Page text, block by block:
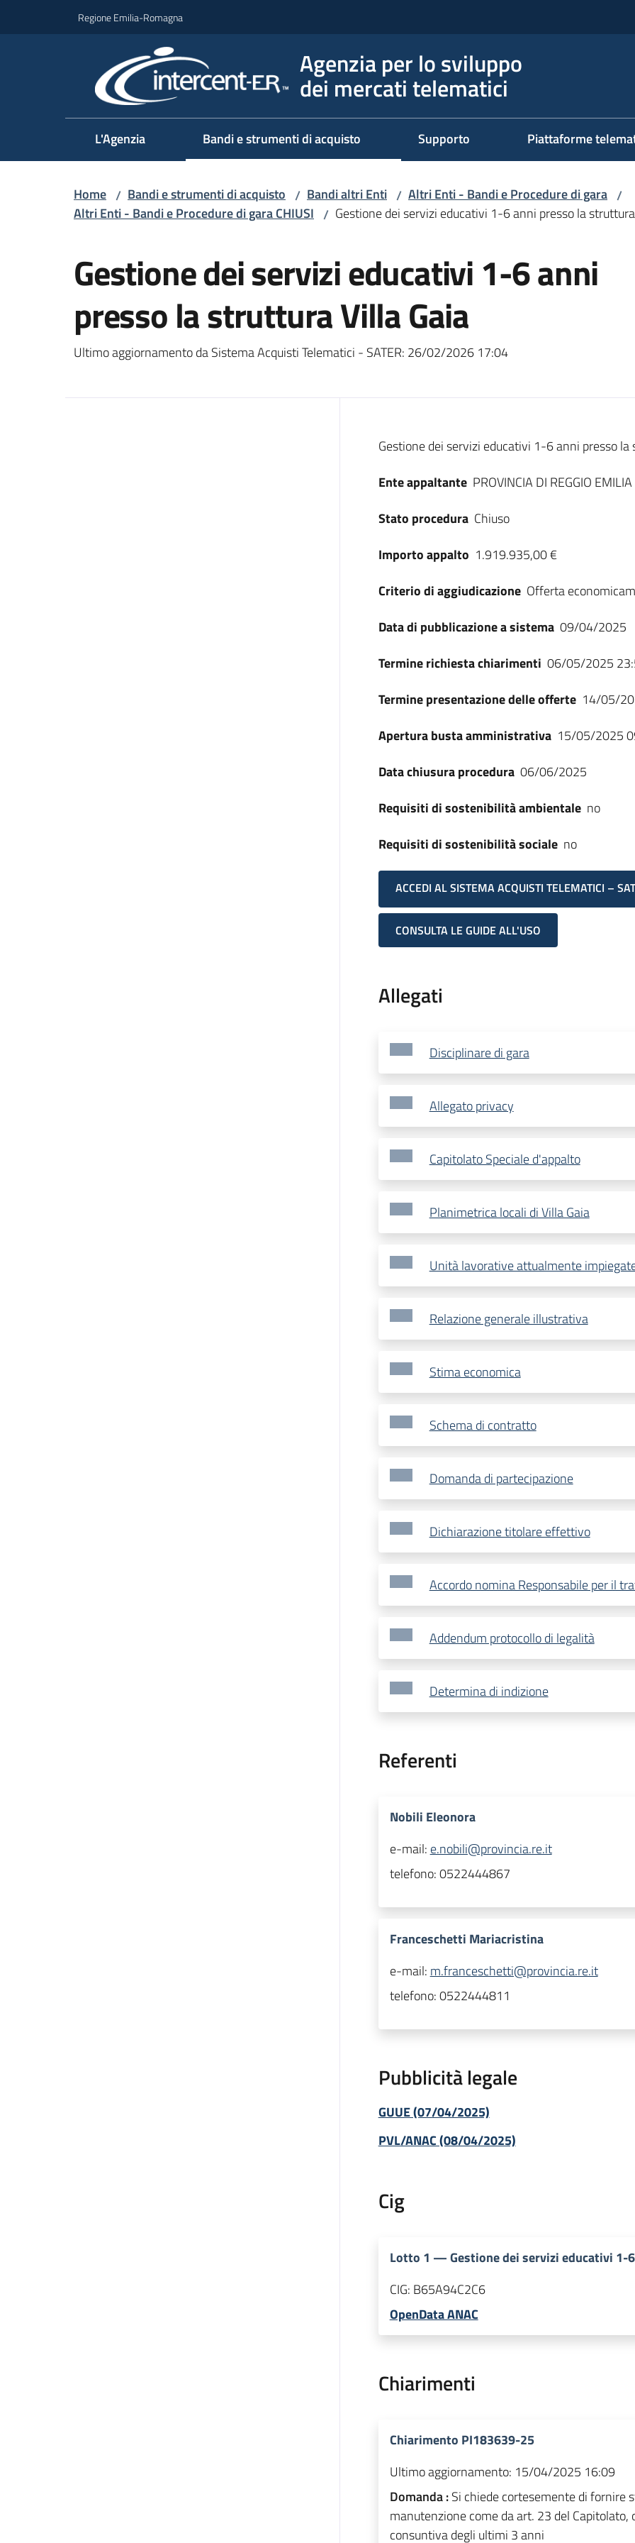
Regione Emilia-Romagna
Agenzia per lo sviluppo
dei mercati telematici
L'Agenzia Bandi e strumenti di acquisto Supporto Piattaforme
Home / Bandi e strumenti di acquisto / Bandi altri Enti / Altri Enti - Bandi e Procedure di gara /
Altri Enti - Bandi e Procedure di gara CHIUSI / Gestione dei servizi educativi 1-6 anni presso la
Gestione dei servizi educativi 1-6 anni
presso la struttura Villa Gaia
Ultimo aggiornamento da Sistema Acquisti Telematici - SATER: 26/02/2026 17:04
Dati del bando
Gestione dei servizi educativi 1-6 anni presso la
Ente appaltante PROVINCIA DI REGGIO EMILIA
Stato procedura Chiuso
Importo appalto 1.919.935,00 €
Criterio di aggiudicazione Offerta
Data di pubblicazione a sistema 09/04/2025
Termine richiesta chiarimenti 06/05/2025
Termine presentazione delle offerte 14/05/
Apertura busta amministrativa 15/05/2025
Data chiusura procedura 06/06/2025
Requisiti di sostenibilità ambientale no
Requisiti di sostenibilità sociale no
ACCEDI AL SISTEMA ACQUISTI TELEMATICI –
CONSULTA LE GUIDE ALL'USO
Allegati
Disciplinare di gara
Allegato privacy
Capitolato Speciale d'appalto
Planimetrica locali di Villa Gaia
Unità lavorative attualmente
Relazione generale illustrativa
Stima economica
Schema di contratto
Domanda di partecipazione
Dichiarazione titolare effettivo
Accordo nomina Responsabile per il
Addendum protocollo di legalità
Determina di indizione
Referenti
Nobili Eleonora
e-mail: e.nobili@provincia.re.it
telefono:0522444867
Franceschetti Mariacristina
e-mail: m.franceschetti@provincia.re.it
telefono:0522444811
Pubblicità legale
GUUE (07/04/2025)
PVL/ANAC (08/04/2025)
Cig
Lotto 1 —Gestione dei servizi educativi
CIG: B65A94C2C6
OpenData ANAC
Chiarimenti
Chiarimento PI183639-25
Ultimo aggiornamento: 15/04/2025 16:09
Domanda :Si chiede cortesemente di fornire
manutenzione come da art. 23 del
consuntiva degli ultimi 3 anni